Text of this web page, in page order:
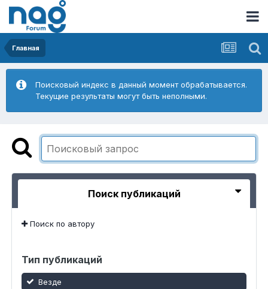
Главная
Поисковый индекс в данный момент обрабатывается.
Текущие результаты могут быть неполными.
Поиск публикаций
Поиск по автору
Тип публикаций
Везде